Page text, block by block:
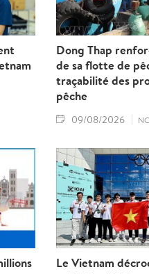
Dong Thap
de sa flotte de
traçabilité des
pêche
09/08/2026
Le Vietnam